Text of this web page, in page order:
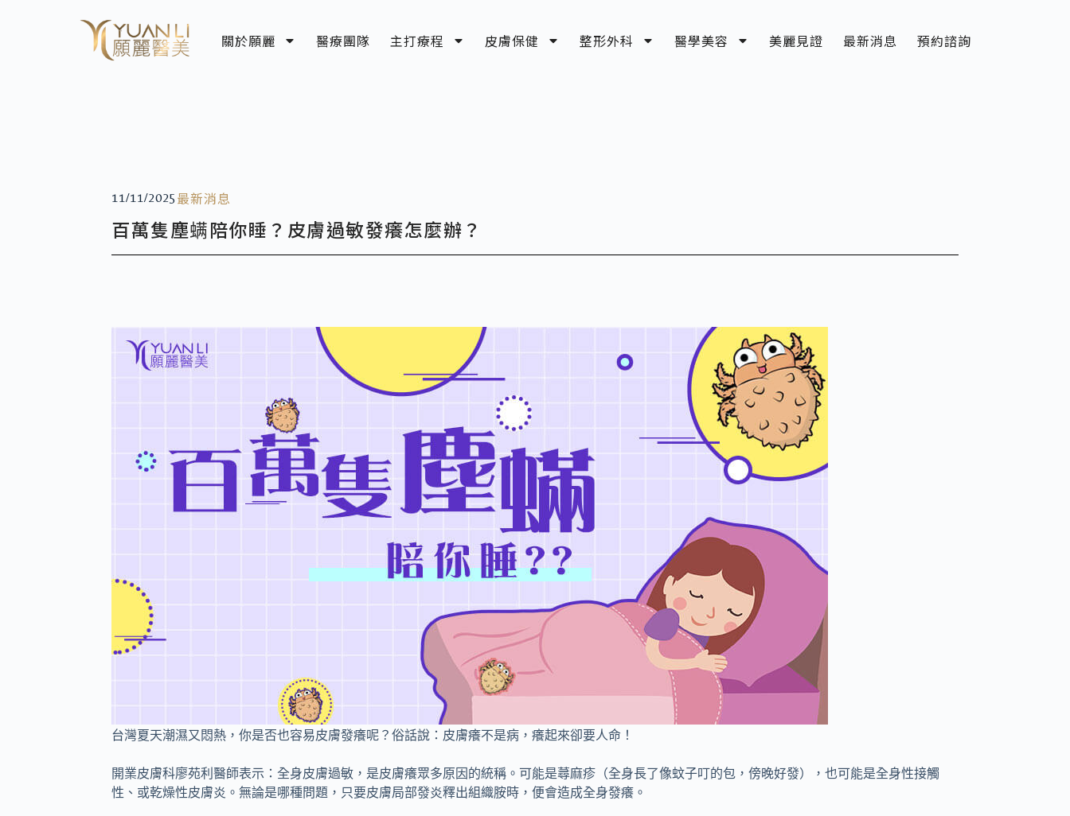
關於願麗 醫療團隊 主打療程 皮膚保健 整形外科 醫學美容 美麗見證 最新消息 預約諮詢
11/11/2025 最新消息
百萬隻塵螨陪你睡？皮膚過敏發癢怎麼辦？
台灣夏天潮濕又悶熱，你是否也容易皮膚發癢呢？俗話說：皮膚癢不是病，癢起來卻要人命！
開業皮膚科廖苑利醫師表示：全身皮膚過敏，是皮膚癢眾多原因的統稱。可能是蕁麻疹（全身長了像蚊子叮的包，傍晚好發），也可能是全身性接觸
性、或乾燥性皮膚炎。無論是哪種問題，只要皮膚局部發炎釋出組織胺時，便會造成全身發癢。